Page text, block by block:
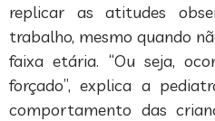
replicar as atitudes
trabalho, mesmo quando
faixa etária. “Ou seja,
forçado”, explica a
comportamento das